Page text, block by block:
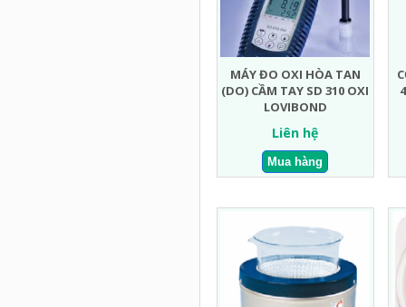
MÁY ĐO OXI HÒA TAN
(DO) CẦM TAY SD 310 OXI
LOVIBOND
Liên hệ